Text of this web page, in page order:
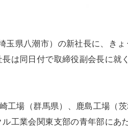
玉県八潮市）の新社長に、き
は同日付で取締役副会長に就
工場（群馬県）、鹿島工場（
工業会関東支部の青年部にあ